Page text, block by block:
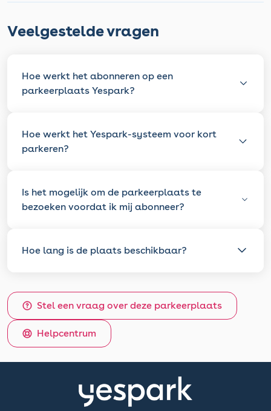
Veelgestelde vragen
Hoe werkt het abonneren op een
parkeerplaats Yespark?
Hoe werkt het Yespark-systeem voor kort
parkeren?
Is het mogelijk om de parkeerplaats te
bezoeken voordat ik mij abonneer?
Hoe lang is de plaats beschikbaar?
Stel een vraag over deze parkeerplaats
Helpcentrum